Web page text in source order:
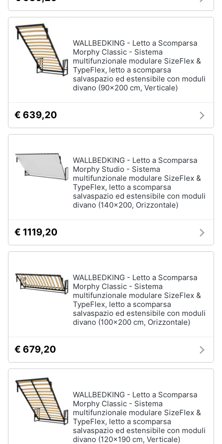
WALLBEDKING - Letto a Scomparsa
Morphy Classic - Sistema
multifunzionale modulare SizeFlex &
TypeFlex, letto a scomparsa
salvaspazio ed estensibile con moduli
divano (90x200 cm, Verticale)
€ 639,20
WALLBEDKING - Letto a Scomparsa
Morphy Studio - Sistema
multifunzionale modulare SizeFlex &
TypeFlex, letto a scomparsa
salvaspazio ed estensibile con moduli
divano (140x200, Orizzontale)
€ 1119,20
WALLBEDKING - Letto a Scomparsa
Morphy Classic - Sistema
multifunzionale modulare SizeFlex &
TypeFlex, letto a scomparsa
salvaspazio ed estensibile con moduli
divano (100x200 cm, Orizzontale)
€ 679,20
WALLBEDKING - Letto a Scomparsa
Morphy Classic - Sistema
multifunzionale modulare SizeFlex &
TypeFlex, letto a scomparsa
salvaspazio ed estensibile con moduli
divano (120x190 cm, Verticale)